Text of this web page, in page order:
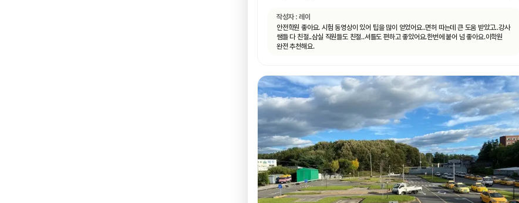
작성자 : 레이
안전학원 좋아요. 시험 동영상이 있어 팁을 많이 얻었어요..면허 따는데 큰 도움 받았고..강사
쌤들 다 친절..삼실 직원들도 친절..셔틀도 편하고 좋았어요.한번에 붙어 넘 좋아요.이학원
완전 추천해요.